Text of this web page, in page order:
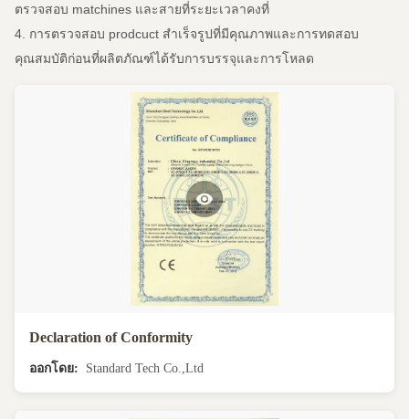
ตรวจสอบ matchines และสายที่ระยะเวลาคงที่
4. การตรวจสอบ prodcuct สำเร็จรูปที่มีคุณภาพและการทดสอบ
คุณสมบัติก่อนที่ผลิตภัณฑ์ได้รับการบรรจุและการโหลด
Declaration of Conformity
ออกโดย: Standard Tech Co.,Ltd